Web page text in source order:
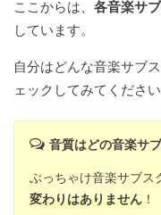
ここからは、各音楽サ
しています。
自分はどんな音楽サブ
ェックしてみてくださ
音質はどの音楽サ
ぶっちゃけ音楽サブス
変わりはありません！